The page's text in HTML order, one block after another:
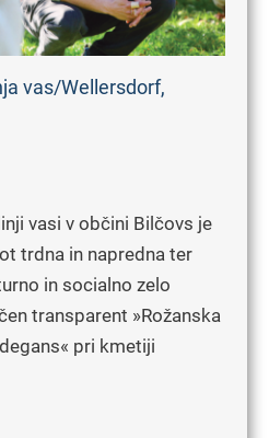
vas/Wellersdorf,
vasi v občini Bilčovs je
trdna in napredna ter
in socialno zelo
transparent »Rožanska
pri kmetiji